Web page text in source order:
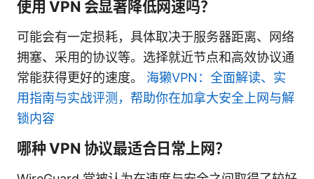
使用 VPN 会显著降低网速吗？
可能会有一定损耗，具体取决于服务器距离、网络
拥塞、采用的协议等。选择就近节点和高效协议通
常能获得更好的速度。 海獭VPN：全面解读、实
用指南与实战评测，帮助你在加拿大安全上网与解
锁内容
哪种 VPN 协议最适合日常上网？